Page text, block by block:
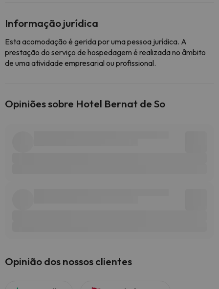
Informação jurídica
Esta acomodação é gerida por uma pessoa jurídica. A
prestação do serviço de hospedagem é realizada no âmbito
de uma atividade empresarial ou profissional.
Opiniões sobre Hotel Bernat de So
Opinião dos nossos clientes